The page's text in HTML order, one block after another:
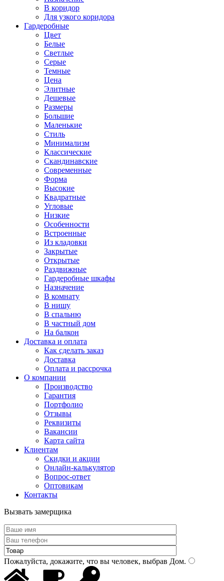
В коридор
Для узкого коридора
Гардеробные
Цвет
Белые
Светлые
Серые
Темные
Цена
Элитные
Дешевые
Размеры
Большие
Маленькие
Стиль
Минимализм
Классические
Скандинавские
Современные
Форма
Высокие
Квадратные
Угловые
Низкие
Особенности
Встроенные
Из кладовки
Закрытые
Открытые
Раздвижные
Гардеробные шкафы
Назначение
В комнату
В нишу
В спальню
В частный дом
На балкон
Доставка и оплата
Как сделать заказ
Доставка
Оплата и рассрочка
О компании
Производство
Гарантия
Портфолио
Отзывы
Реквизиты
Вакансии
Карта сайта
Клиентам
Скидки и акции
Онлайн-калькулятор
Вопрос-ответ
Оптовикам
Контакты
Вызвать замерщика
Пожалуйста, докажите, что вы человек, выбрав Дом.